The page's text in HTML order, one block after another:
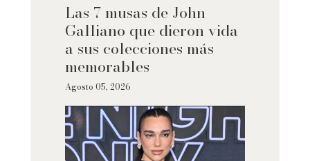
Las 7 musas de John
Galliano que dieron vida
a sus colecciones más
memorables
Agosto 05, 2026